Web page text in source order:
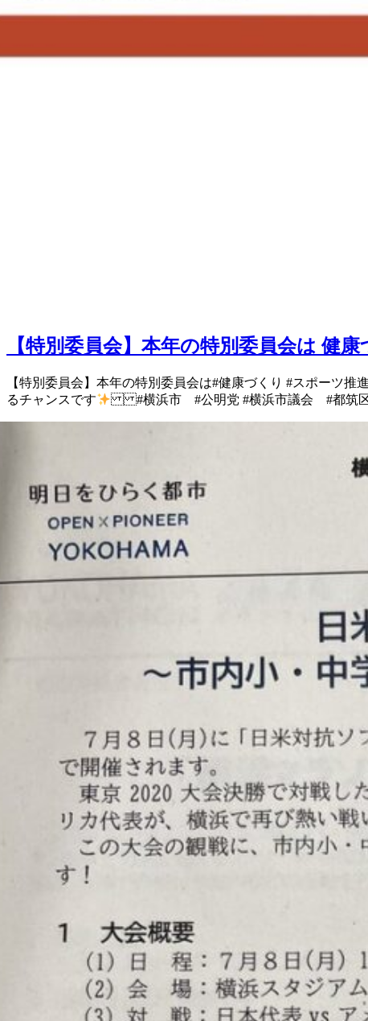
【特別委員会】本年の特別委員会は 健
【特別委員会】 本年の特別委員会は #健康づくり #スポーツ推
るチャンスです
#横浜市 #公明党 #横浜市議会 #都筑区 #